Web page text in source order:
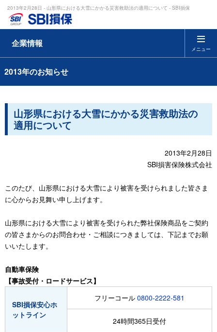
2013年2月28日 - 山形県における大雪にかかる災害救助法の適用について - SBI損保
メニュー
企業情報
2013年のお知らせ
山形県における大雪にかかる災害救助法の
適用について
2013年2月28日
SBI損害保険株式会社
このたび、山形県における大雪により被害を受けられました皆さま
に心からお見舞い申し上げます。
山形県における大雪により被害を受けられた弊社保険商品をご契約
の皆さまからのお問合わせ・ご相談につきましては、下記までお願
いいたします。
自動車保険
【事故受付・ロードサービス】
SBI損保安心ホ
ットライン
フリーコール 0800-2222-581
24時間365日受付